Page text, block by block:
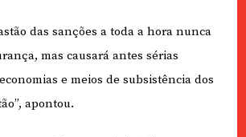
das sanções a toda a hora nunca
mas causará antes sérias
e meios de subsistência dos
apontou.